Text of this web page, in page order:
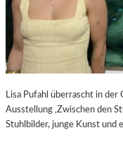
Lisa Pufahl überrascht in
Ausstellung ‚Zwischen den
Stuhlbilder, junge Kunst und